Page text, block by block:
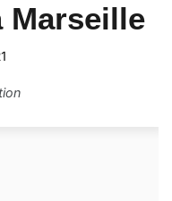
Marseille